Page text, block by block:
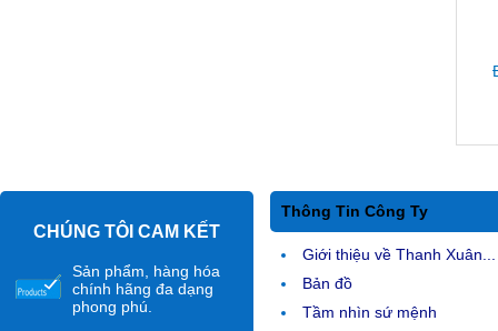
CHÚNG TÔI CAM KẾT
Sản phẩm, hàng hóa
chính hãng đa dạng
phong phú.
Thông Tin Công Ty
Giới thiệu về Thanh Xuân...
Bản đồ
Tầm nhìn sứ mệnh